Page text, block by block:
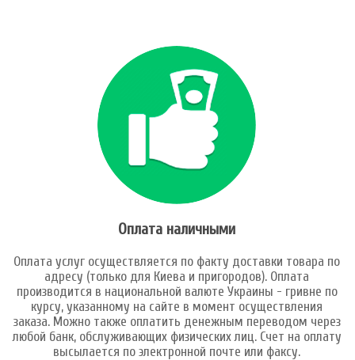
Оплата наличными
Оплата услуг осуществляется по факту доставки товара по
адресу (только для Киева и пригородов). Оплата
производится в национальной валюте Украины - гривне по
курсу, указанному на сайте в момент осуществления
заказа. Можно также оплатить денежным переводом через
любой банк, обслуживающих физических лиц. Счет на оплату
высылается по электронной почте или факсу.